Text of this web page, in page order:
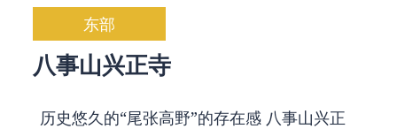
东部
八事山兴正寺
历史悠久的“尾张高野”的存在感 八事山兴正